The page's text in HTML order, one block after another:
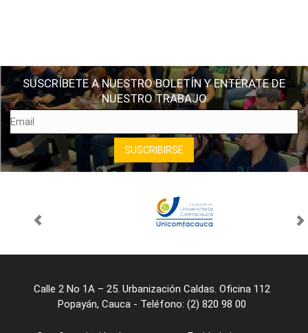
SUSCRÍBETE A NUESTRO BOLETÍN Y ENTÉRATE DE
NUESTRO TRABAJO
Calle 2 No 1A – 25. Urbanización Caldas. Oficina 112
Popayán, Cauca - Teléfono: (2) 820 98 00